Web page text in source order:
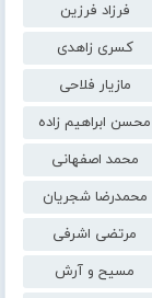
فرزاد فرزین
کسری زاهدی
مازیار فلاحی
محسن ابراهیم زاده
محمد اصفهانی
محمدرضا شجریان
مرتضی اشرفی
مسیح و آرش